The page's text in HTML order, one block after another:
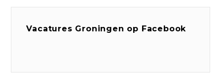
Vacatures Groningen op Facebook